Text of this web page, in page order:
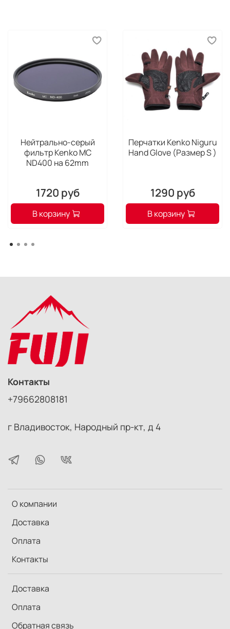
Нейтрально-серый
фильтр Kenko MC
ND400 на 62mm
1720 руб
В корзину
Перчатки Kenko Niguru
Hand Glove (Размер S )
1290 руб
В корзину
О компании
Доставка
Оплата
Контакты
Доставка
Оплата
Обратная связь
Контакты
+79662808181
г Владивосток, Народный пр-кт, д 4